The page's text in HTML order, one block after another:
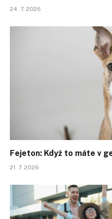
24. 7. 2026
Fejeton: Když to máte v
21. 7. 2026